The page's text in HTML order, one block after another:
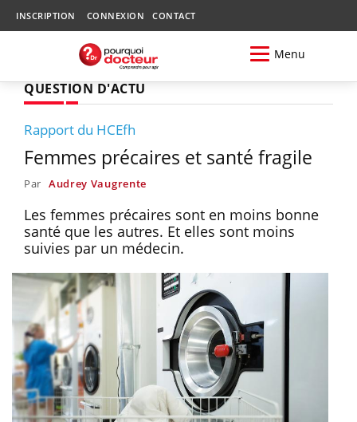
INSCRIPTION CONNEXION CONTACT
Menu
QUESTION D'ACTU
Rapport du HCEfh
Femmes précaires et santé fragile
Par Audrey Vaugrente
Les femmes précaires sont en moins bonne
santé que les autres. Et elles sont moins
suivies par un médecin.